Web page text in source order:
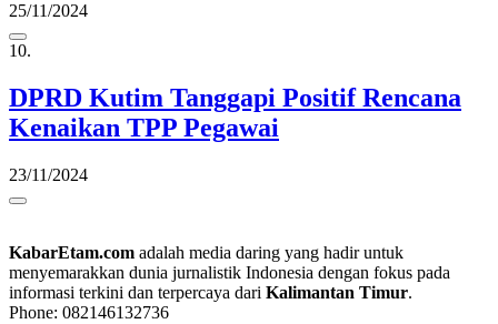
25/11/2024
10.
DPRD Kutim Tanggapi Positif Rencana
Kenaikan TPP Pegawai
23/11/2024
KabarEtam.com adalah media daring yang hadir untuk
menyemarakkan dunia jurnalistik Indonesia dengan fokus pada
informasi terkini dan terpercaya dari Kalimantan Timur.
Phone: 082146132736